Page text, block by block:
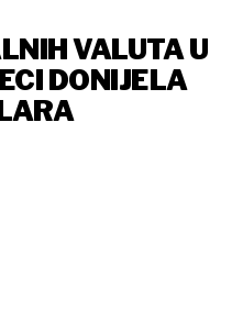
VALUTA U
DONIJELA